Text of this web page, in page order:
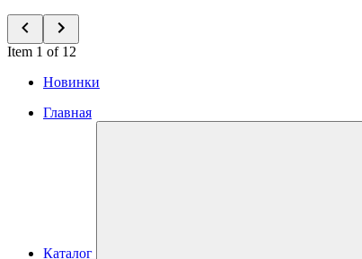
Item 1 of 12
Новинки
Главная
Каталог